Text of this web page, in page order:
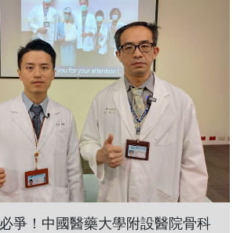
爭！中國醫藥大學附設醫院骨科